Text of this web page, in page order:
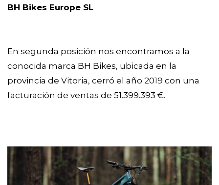
BH Bikes Europe SL
En segunda posición nos encontramos a la
conocida marca BH Bikes, ubicada en la
provincia de Vitoria, cerró el año 2019 con una
facturación de ventas de 51.399.393 €.